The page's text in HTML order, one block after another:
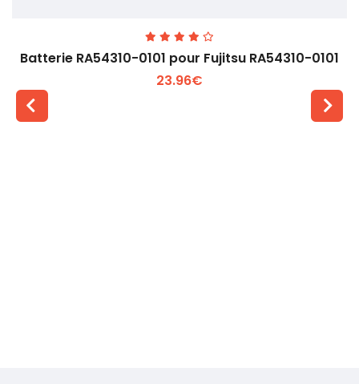
Batterie RA54310-0101 pour Fujitsu RA54310-0101
23.96€